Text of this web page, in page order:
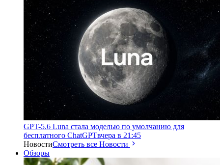
GPT-5.6 Luna стала моделью по умолчанию для
бесплатного ChatGPTвчера в 21:45
НовостиСмотреть все Новости
Обзоры